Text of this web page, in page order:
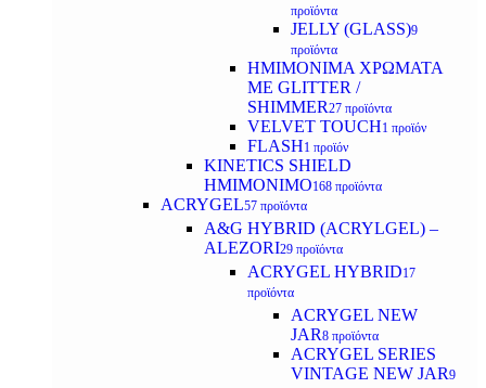
προϊόντα
JELLY (GLASS)9
προϊόντα
ΗΜΙΜΟΝΙΜA ΧΡΩΜΑΤΑ
ΜΕ GLITTER /
SHIMMER27 προϊόντα
VELVET TOUCH1 προϊόν
FLASH1 προϊόν
KINETICS SHIELD
ΗΜΙΜΟΝΙΜΟ168 προϊόντα
ACRYGEL57 προϊόντα
A&G HYBRID (ACRYLGEL) –
ALEZORI29 προϊόντα
ACRYGEL HYBRID17
προϊόντα
ACRYGEL NEW
JAR8 προϊόντα
ACRYGEL SERIES
VINTAGE NEW JAR9